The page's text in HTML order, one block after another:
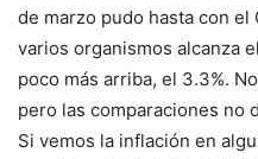
de marzo pudo hasta con el
varios organismos alcanza
poco más arriba, el 3.3%.
pero las comparaciones no
Si vemos la inflación en